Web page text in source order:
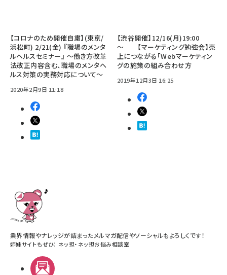
【コロナのため開催自粛】(東京/
浜松町) 2/21(金) 『職場のメンタ
ルヘルスセミナー』 ～働き方改革
法改正内容含む、職場のメンタヘ
ルス対策の実務対応について～
2020年2月9日 11:18
【渋谷開催】12/16(月)19:00
～ 【マーケティング勉強会】売
上につながる「Webマーケティン
グの施策の組み合わせ方
2019年12月3日 16:25
業界情報やナレッジが詰まったメルマガ配信やソーシャルもよろしくです！
姉妹サイトもぜひ： ネッ担・ ネッ担お悩み相談室